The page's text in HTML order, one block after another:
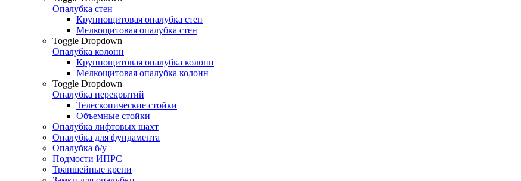
Опалубка стен
Крупнощитовая опалубка стен
Мелкощитовая опалубка стен
Toggle Dropdown
Опалубка колонн
Крупнощитовая опалубка колонн
Мелкощитовая опалубка колонн
Toggle Dropdown
Опалубка перекрытий
Телескопические стойки
Объемные стойки
Опалубка лифтовых шахт
Опалубка для фундамента
Опалубка б/у
Подмости ИПРС
Траншейные крепи